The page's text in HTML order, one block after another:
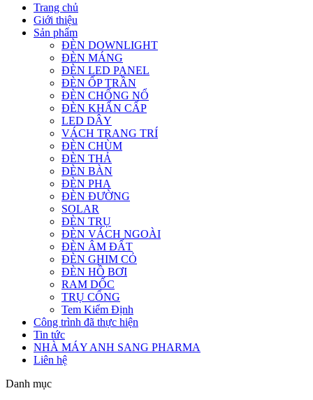
Trang chủ
Giới thiệu
Sản phẩm
ĐÈN DOWNLIGHT
ĐÈN MÁNG
ĐÈN LED PANEL
ĐÈN ỐP TRẦN
ĐÈN CHỐNG NỔ
ĐÈN KHẨN CẤP
LED DÂY
VÁCH TRANG TRÍ
ĐÈN CHÙM
ĐÈN THẢ
ĐÈN BÀN
ĐÈN PHA
ĐÈN ĐƯỜNG
SOLAR
ĐÈN TRỤ
ĐÈN VÁCH NGOÀI
ĐÈN ÂM ĐẤT
ĐÈN GHIM CỎ
ĐÈN HỒ BƠI
RAM DỐC
TRỤ CỔNG
Tem Kiểm Định
Công trình đã thực hiện
Tin tức
NHÀ MÁY ANH SANG PHARMA
Liên hệ
Danh mục